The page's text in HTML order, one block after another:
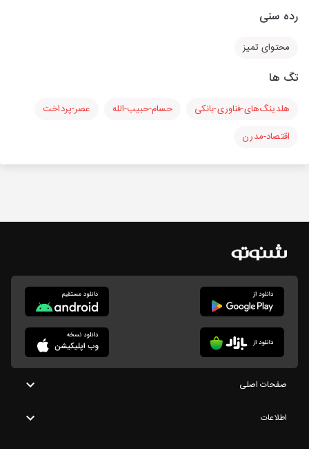
رده سنی
محتوای تمیز
تگ ها
هلدینگ­‌های-فناوری-بانکی حسام-حبیب-­الله
عصر-پرداخت
اقتصاد-مدرن
صفحات اصلی
اطلاعات